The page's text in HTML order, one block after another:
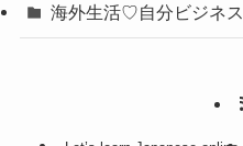
海外生活♡自分ビジネス